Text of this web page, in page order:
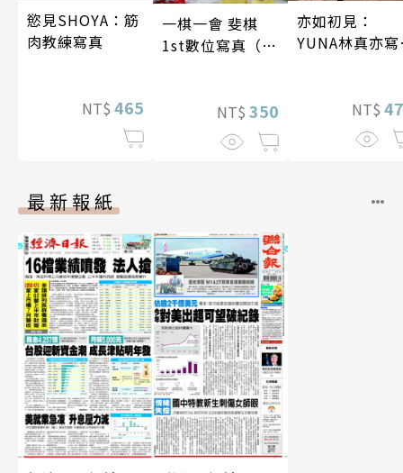
慾見SHOYA：筋
肉教練寫真
NT$ 465
一棋一會 斐棋
1st數位寫真（含
NT$ 350
亦如初見：
YUNA林真亦寫
NT$
最新報紙